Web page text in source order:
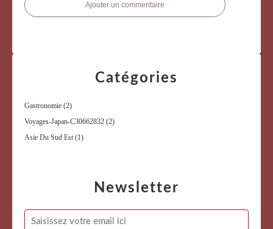
Ajouter un commentaire
Newsletter
Catégories
Gastronomie (2)
Voyages-Japan-C30662832 (2)
Asie Du Sud Est (1)